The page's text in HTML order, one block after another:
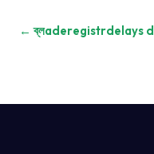
← ব্লaderegistrdelays